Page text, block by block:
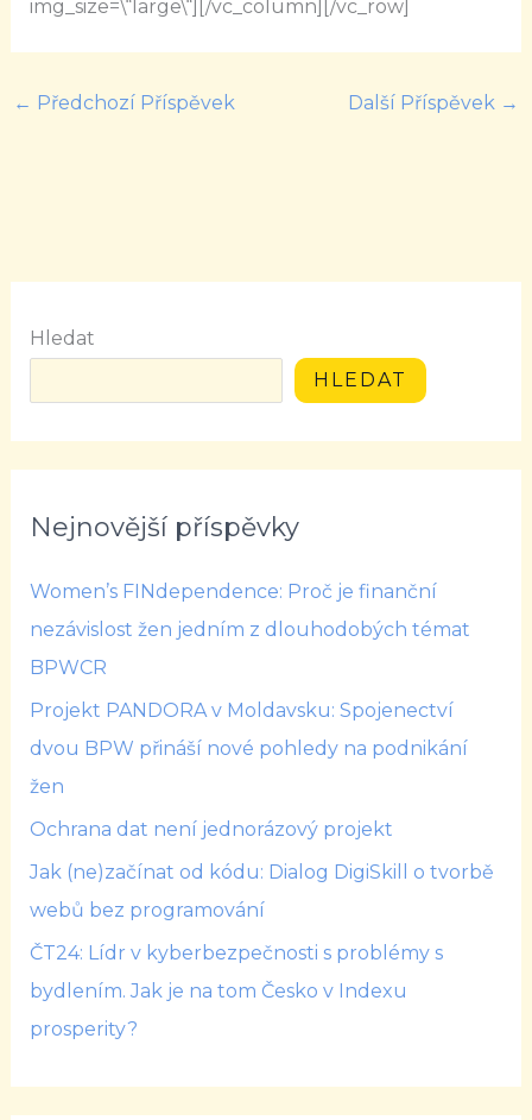
img_size=\“large\“][/vc_column][/vc_row]
← Předchozí Příspěvek Další Příspěvek →
Hledat
HLEDAT
Nejnovější příspěvky
Women’s FINdependence: Proč je finanční
nezávislost žen jedním z dlouhodobých témat
BPWCR
Projekt PANDORA v Moldavsku: Spojenectví
dvou BPW přináší nové pohledy na podnikání
žen
Ochrana dat není jednorázový projekt
Jak (ne)začínat od kódu: Dialog DigiSkill o tvorbě
webů bez programování
ČT24: Lídr v kyberbezpečnosti s problémy s
bydlením. Jak je na tom Česko v Indexu
prosperity?